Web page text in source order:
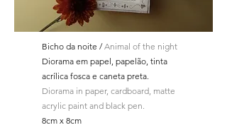
Bicho da noite /Animal of the night
Diorama em papel, papelão, tinta
acrílica fosca e caneta preta.
Diorama in paper, cardboard, matte
acrylic paint and black pen.
8cm x 8cm